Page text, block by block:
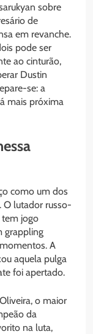
sobre
de
em revanche.
pode ser
ao cinturão,
Dustin
se: a
mais próxima
como um dos
O lutador russo-
jogo
grappling
A
aquela pulga
foi apertado.
o maior
da
na luta,